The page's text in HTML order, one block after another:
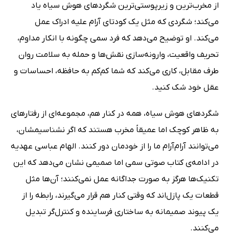
از مخرب‌ترین و زیرپوستی‌ترین شگردهای هوش سیاه یاد
می‌کند؛ شگردی که مثل یک کودتای آرام علیه ادراک عمل
می‌کند. او توضیح می‌دهد که فرد سمی چگونه با انکار مداوم،
تحریف واقعیت، وارونه‌سازی نقش‌ها و حمله به سلامت روان
طرف مقابل، کاری می‌کند که شما کم‌کم به حافظه، احساسات و
عقل خود شک کنید.
شگردهای هوش سیاه، همه در کنار هم، مجموعه‌ای از رفتارهای
به ظاهر کوچک اما عمیقاً مخرب هستند که اگر نشناسیمشان،
می‌توانند آرام‌آرام ما را از خودمان دور کنند. الهام عباسی عهدیه
در ادامه‌ی کتاب صوتی سمی اما صمیمی نشان می‌دهد که این
تکنیک‌ها هرگز به صورت جداگانه عمل نمی‌کنند؛ آن‌ها مثل
قطعات یک پازل‌اند که وقتی کنار هم قرار می‌گیرند، رابطه را از
یک پیوند صمیمانه به ساختاری فرساینده و کنترل‌گر تبدیل
می‌کنند.